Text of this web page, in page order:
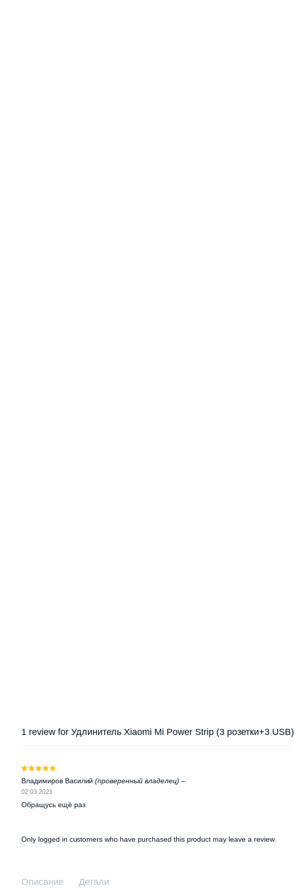
1 review for Удлинитель Xiaomi Mi Power Strip (3 розетки+3 USB)
5из 5
Владимиров Василий(проверенный владелец) –
02.03.2021
Обращусь ещё раз.
Only logged in customers who have purchased this product may leave a review.
Описание Детали